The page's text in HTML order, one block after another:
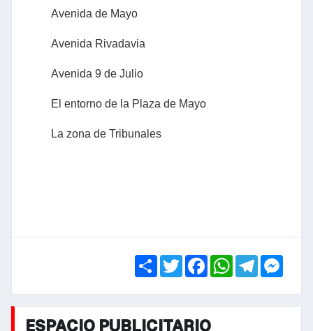
Avenida de Mayo
Avenida Rivadavia
Avenida 9 de Julio
El entorno de la Plaza de Mayo
La zona de Tribunales
ShareTwitterFacebook
WhatsApp
ESPACIO PUBLICITARIO